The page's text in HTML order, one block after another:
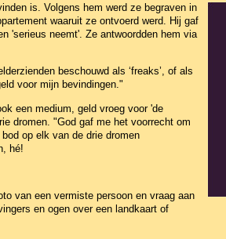
is. Volgens hem werd ze begraven in
waaruit ze ontvoerd werd. Hij gaf
'serieus neemt'. Ze antwoordden hem via
beschouwd als ‘freaks’, of als
voor mijn bevindingen."
een medium, geld vroeg voor 'de
dromen. "God gaf me het voorrecht om
op elk van de drie dromen
hé!
van een vermiste persoon en vraag aan
en ogen over een landkaart of